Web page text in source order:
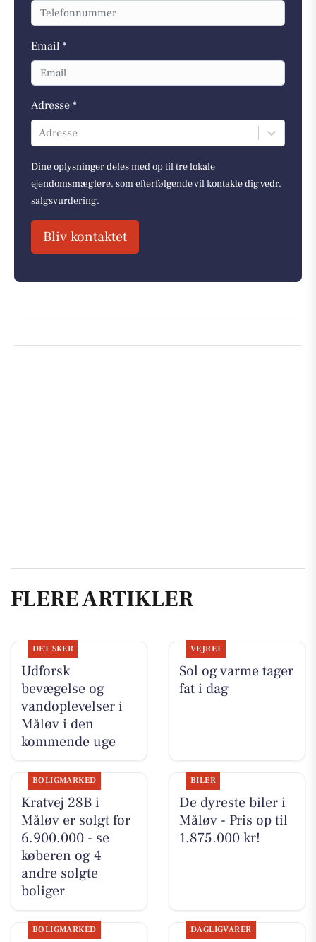
Email *
Adresse *
Adresse
Dine oplysninger deles med op til tre lokale
ejendomsmæglere, som efterfølgende vil kontakte dig vedr.
salgsvurdering.
Bliv kontaktet
FLERE ARTIKLER
DET SKER
Udforsk
bevægelse og
vandoplevelser i
Måløv i den
kommende uge
VEJRET
Sol og varme tager
fat i dag
BOLIGMARKED
Kratvej 28B i
Måløv er solgt for
6.900.000 - se
køberen og 4
andre solgte
boliger
BILER
De dyreste biler i
Måløv - Pris op til
1.875.000 kr!
BOLIGMARKED DAGLIGVARER